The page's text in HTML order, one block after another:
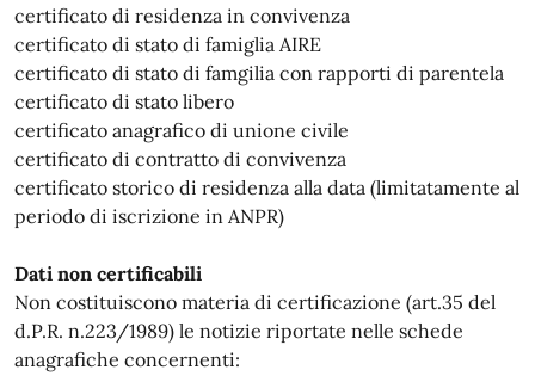
certificato di residenza in convivenza
certificato di stato di famiglia AIRE
certificato di stato di famgilia con rapporti di parentela
certificato di stato libero
certificato anagrafico di unione civile
certificato di contratto di convivenza
certificato storico di residenza alla data (limitatamente al
periodo di iscrizione in ANPR)
Dati non certificabili
Non costituiscono materia di certificazione (art.35 del
d.P.R. n.223/1989) le notizie riportate nelle schede
anagrafiche concernenti: